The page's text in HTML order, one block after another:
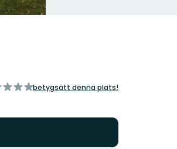
betygsätt denna plats!